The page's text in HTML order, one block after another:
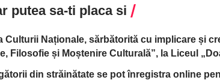
putea sa-ti placa si
Culturii Naționale, sărbătorită cu implicare și
Filosofie și Moștenire Culturală”, la Liceul
din străinătate se pot înregistra online